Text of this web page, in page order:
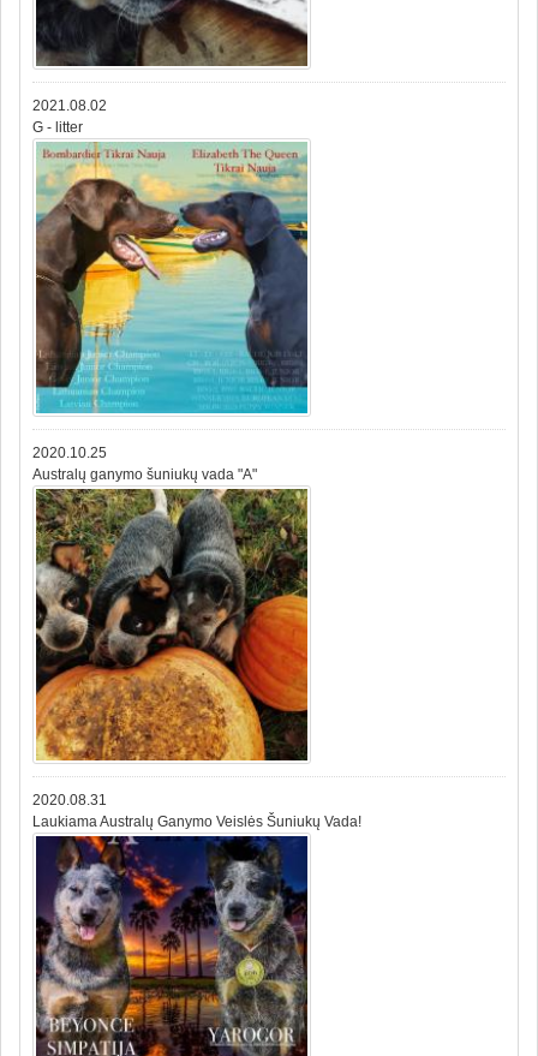
2021.08.02
G - litter
2020.10.25
Australų ganymo šuniukų vada "A"
2020.08.31
Laukiama Australų Ganymo Veislės Šuniukų Vada!